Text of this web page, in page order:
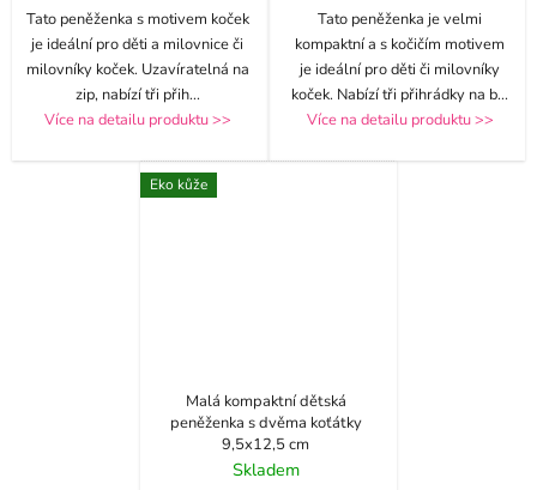
Tato peněženka s motivem koček
je ideální pro děti a milovnice či
milovníky koček. Uzavíratelná na
zip, nabízí tři přih...
Více na detailu produktu >>
Tato peněženka je velmi
kompaktní a s kočičím motivem
je ideální pro děti či milovníky
koček. Nabízí tři přihrádky na b...
Více na detailu produktu >>
Eko kůže
Malá kompaktní dětská
peněženka s dvěma koťátky
9,5x12,5 cm
Skladem